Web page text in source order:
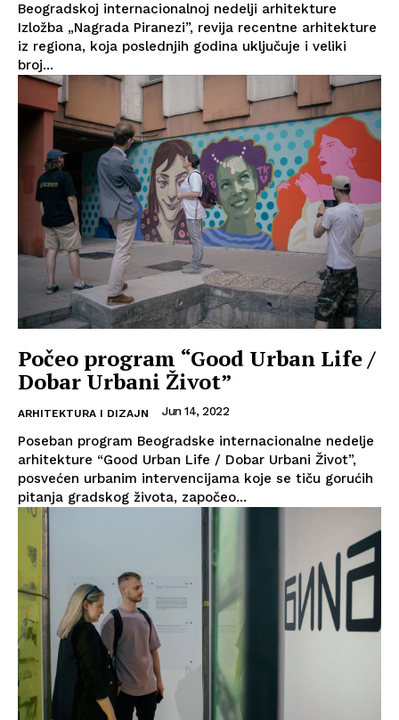
Beogradskoj internacionalnoj nedelji arhitekture
Izložba „Nagrada Piranezi”, revija recentne arhitekture
iz regiona, koja poslednjih godina uključuje i veliki
broj...
Počeo program “Good Urban Life /
Dobar Urbani Život”
ARHITEKTURA I DIZAJN Jun 14, 2022
Poseban program Beogradske internacionalne nedelje
arhitekture “Good Urban Life / Dobar Urbani Život”,
posvećen urbanim intervencijama koje se tiču gorućih
pitanja gradskog života, započeo...